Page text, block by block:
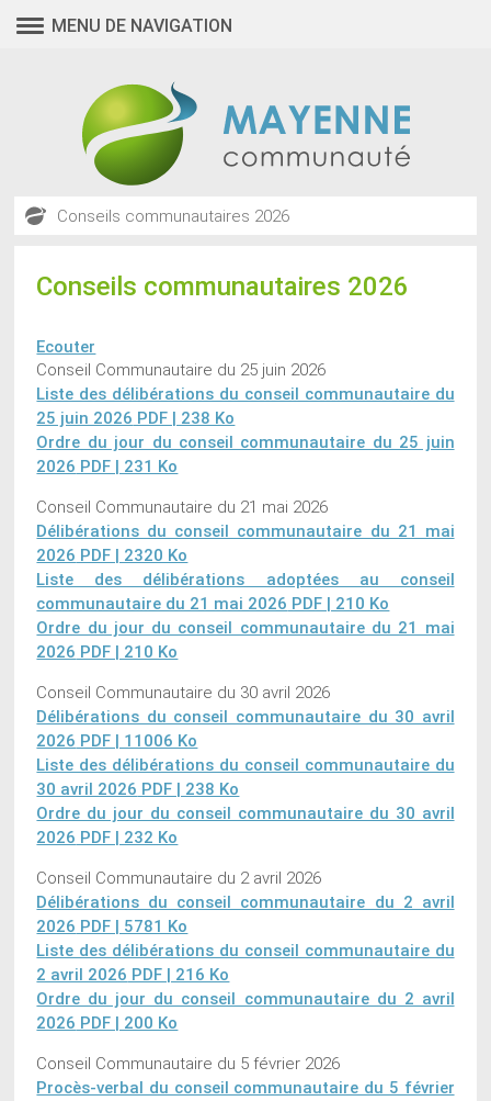
MENU DE NAVIGATION
Conseils communautaires 2026
Conseils communautaires 2026
Ecouter
Conseil Communautaire du 25 juin 2026
Liste des délibérations du conseil communautaire du
25 juin 2026 PDF | 238 Ko
Ordre du jour du conseil communautaire du 25 juin
2026 PDF | 231 Ko
Conseil Communautaire du 21 mai 2026
Délibérations du conseil communautaire du 21 mai
2026 PDF | 2320 Ko
Liste des délibérations adoptées au conseil
communautaire du 21 mai 2026 PDF | 210 Ko
Ordre du jour du conseil communautaire du 21 mai
2026 PDF | 210 Ko
Conseil Communautaire du 30 avril 2026
Délibérations du conseil communautaire du 30 avril
2026 PDF | 11006 Ko
Liste des délibérations du conseil communautaire du
30 avril 2026 PDF | 238 Ko
Ordre du jour du conseil communautaire du 30 avril
2026 PDF | 232 Ko
Conseil Communautaire du 2 avril 2026
Délibérations du conseil communautaire du 2 avril
2026 PDF | 5781 Ko
Liste des délibérations du conseil communautaire du
2 avril 2026 PDF | 216 Ko
Ordre du jour du conseil communautaire du 2 avril
2026 PDF | 200 Ko
Conseil Communautaire du 5 février 2026
Procès-verbal du conseil communautaire du 5 février